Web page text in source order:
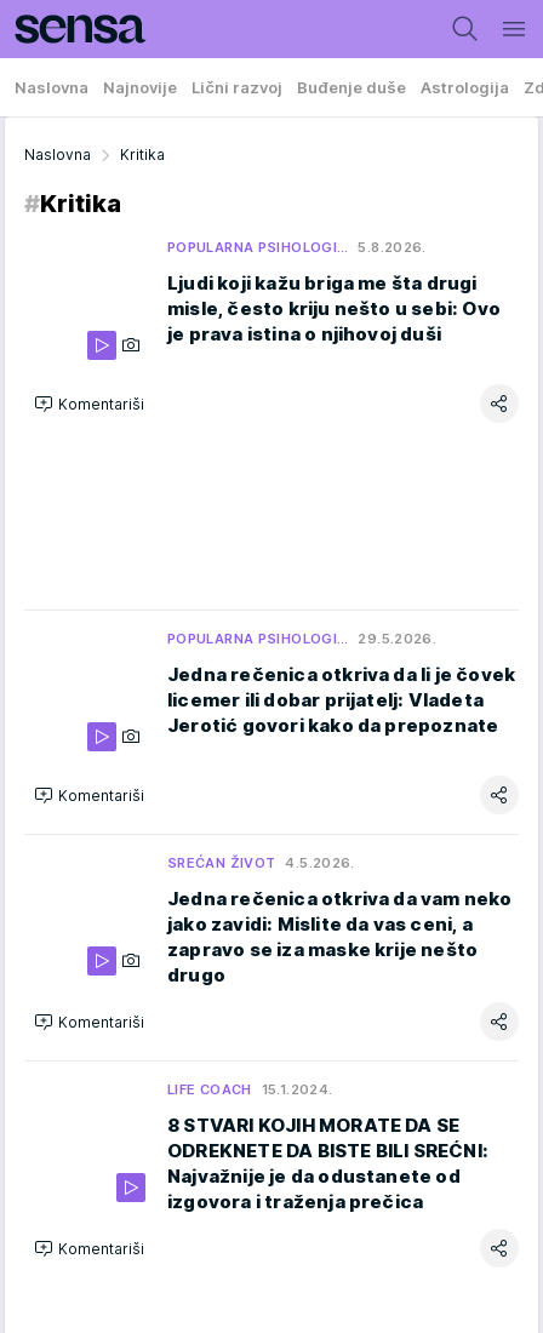
Naslovna Najnovije Lični razvoj Buđenje duše Astrologija
Naslovna Kritika
#Kritika
POPULARNA PSIHOLOGI… 5.8.2026.
Ljudi koji kažu briga me šta drugi
misle, često kriju nešto u sebi: Ovo
je prava istina o njihovoj duši
Komentariši
POPULARNA PSIHOLOGI… 29.5.2026.
Jedna rečenica otkriva da li je čovek
licemer ili dobar prijatelj: Vladeta
Jerotić govori kako da prepoznate
Komentariši
SREĆAN ŽIVOT 4.5.2026.
Jedna rečenica otkriva da vam neko
jako zavidi: Mislite da vas ceni, a
zapravo se iza maske krije nešto
drugo
Komentariši
LIFE COACH 15.1.2024.
8 STVARI KOJIH MORATE DA SE
ODREKNETE DA BISTE BILI SREĆNI:
Najvažnije je da odustanete od
izgovora i traženja prečica
Komentariši